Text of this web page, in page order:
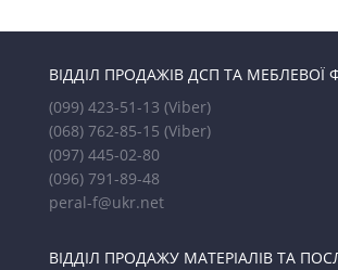
ВІДДІЛ ПРОДАЖІВ ДСП ТА МЕБЛЕВОЇ
(099) 423-51-13 (Viber)
(068) 762-85-15 (Viber)
(097) 445-02-80
(096) 791-89-48
peral-f@ukr.net
ВІДДІЛ ПРОДАЖУ МАТЕРІАЛІВ ТА